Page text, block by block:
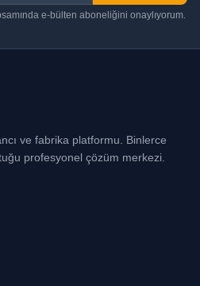
e-bülten aboneliğini onaylıyorum.
ve fabrika platformu. Binlerce
profesyonel çözüm merkezi.